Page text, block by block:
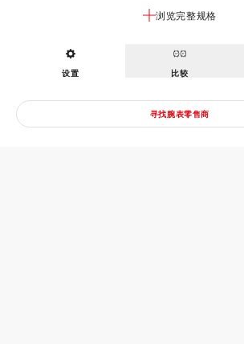
浏览完整规格
设置 比较
寻找腕表零售商